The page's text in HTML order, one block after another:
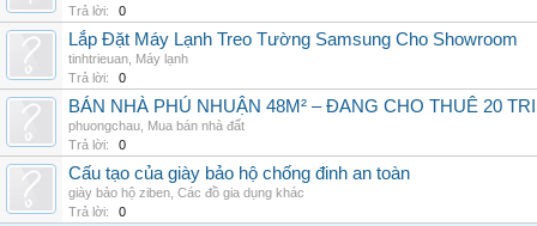
Trả lời:
0
Lắp Đặt Máy Lạnh Treo Tường Samsung Cho Showroom
tinhtrieuan Máy lạnh
Trả lời:
0
BÁN NHÀ PHÚ NHUẬN 48M² – ĐANG CHO THUÊ 20
phuongchau Mua bán nhà đất
Trả lời:
0
Cấu tạo của giày bảo hộ chống đinh an toàn
giày bảo hộ ziben Các đồ gia dụng khác
Trả lời:
0